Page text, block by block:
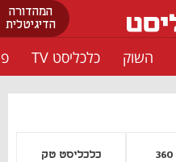
המהדורה
הדיגיטלית
השוק כלכליסט TV
כלכליסט טק